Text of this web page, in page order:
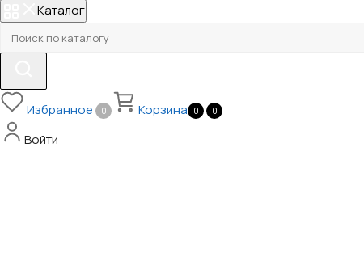
Каталог
Избранное 0 Корзина 0 0
Войти